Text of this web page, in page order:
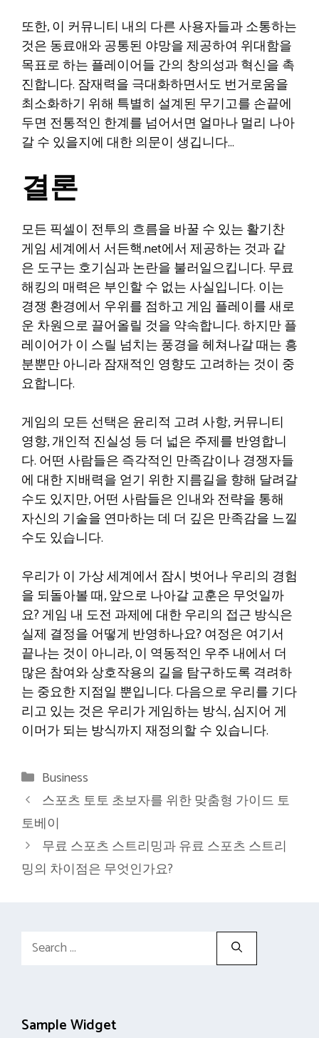
또한, 이 커뮤니티 내의 다른 사용자들과 소통하는
것은 동료애와 공통된 야망을 제공하여 위대함을
목표로 하는 플레이어들 간의 창의성과 혁신을 촉
진합니다. 잠재력을 극대화하면서도 번거로움을
최소화하기 위해 특별히 설계된 무기고를 손끝에
두면 전통적인 한계를 넘어서면 얼마나 멀리 나아
갈 수 있을지에 대한 의문이 생깁니다…
결론
모든 픽셀이 전투의 흐름을 바꿀 수 있는 활기찬
게임 세계에서 서든핵.net에서 제공하는 것과 같
은 도구는 호기심과 논란을 불러일으킵니다. 무료
해킹의 매력은 부인할 수 없는 사실입니다. 이는
경쟁 환경에서 우위를 점하고 게임 플레이를 새로
운 차원으로 끌어올릴 것을 약속합니다. 하지만 플
레이어가 이 스릴 넘치는 풍경을 헤쳐나갈 때는 흥
분뿐만 아니라 잠재적인 영향도 고려하는 것이 중
요합니다.
게임의 모든 선택은 윤리적 고려 사항, 커뮤니티
영향, 개인적 진실성 등 더 넓은 주제를 반영합니
다. 어떤 사람들은 즉각적인 만족감이나 경쟁자들
에 대한 지배력을 얻기 위한 지름길을 향해 달려갈
수도 있지만, 어떤 사람들은 인내와 전략을 통해
자신의 기술을 연마하는 데 더 깊은 만족감을 느낄
수도 있습니다.
우리가 이 가상 세계에서 잠시 벗어나 우리의 경험
을 되돌아볼 때, 앞으로 나아갈 교훈은 무엇일까
요? 게임 내 도전 과제에 대한 우리의 접근 방식은
실제 결정을 어떻게 반영하나요? 여정은 여기서
끝나는 것이 아니라, 이 역동적인 우주 내에서 더
많은 참여와 상호작용의 길을 탐구하도록 격려하
는 중요한 지점일 뿐입니다. 다음으로 우리를 기다
리고 있는 것은 우리가 게임하는 방식, 심지어 게
이머가 되는 방식까지 재정의할 수 있습니다.
Categories
Business
스포츠 토토 초보자를 위한 맞춤형 가이드 토
토베이
무료 스포츠 스트리밍과 유료 스포츠 스트리
밍의 차이점은 무엇인가요?
Search
Sample Widget